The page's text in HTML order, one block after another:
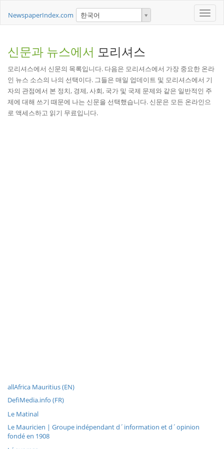
Toggle
NewspaperIndex.com 한국어
신문과 뉴스에서 모리셔스
모리셔스에서 신문의 목록입니다. 다음은 모리셔스에서 가장 중요한 온라
인 뉴스 소스의 나의 선택이다. 그들은 매일 업데이트 및 모리셔스에서 기
자의 관점에서 본 정치, 경제, 사회, 국가 및 국제 문제와 같은 일반적인 주
제에 대해 쓰기 때문에 나는 신문을 선택했습니다. 신문은 모든 온라인으
로 액세스하고 읽기 무료입니다.
allAfrica Mauritius (EN)
DefiMedia.info (FR)
Le Matinal
Le Mauricien | Groupe indépendant d´information et d´opinion
fondé en 1908